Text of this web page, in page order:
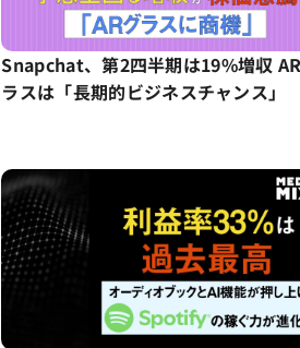
Snapchat、第2四半期は19%増収
ラスは「長期的ビジネスチャンス」